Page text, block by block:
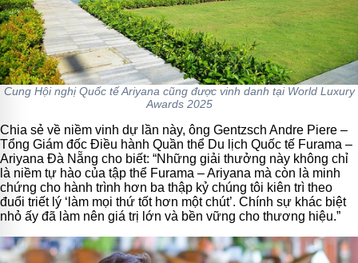
Cung Hội nghị Quốc tế Ariyana cũng được vinh danh tại World Luxury
Awards 2025
Chia sẻ về niềm vinh dự lần này, ông Gentzsch Andre Piere –
Tổng Giám đốc Điều hành Quần thể Du lịch Quốc tế Furama –
Ariyana Đà Nẵng cho biết: “Những giải thưởng này không chỉ
là niềm tự hào của tập thể Furama – Ariyana mà còn là minh
chứng cho hành trình hơn ba thập kỷ chúng tôi kiên trì theo
đuổi triết lý ‘làm mọi thứ tốt hơn một chút’. Chính sự khác biệt
nhỏ ấy đã làm nên giá trị lớn và bền vững cho thương hiệu.”